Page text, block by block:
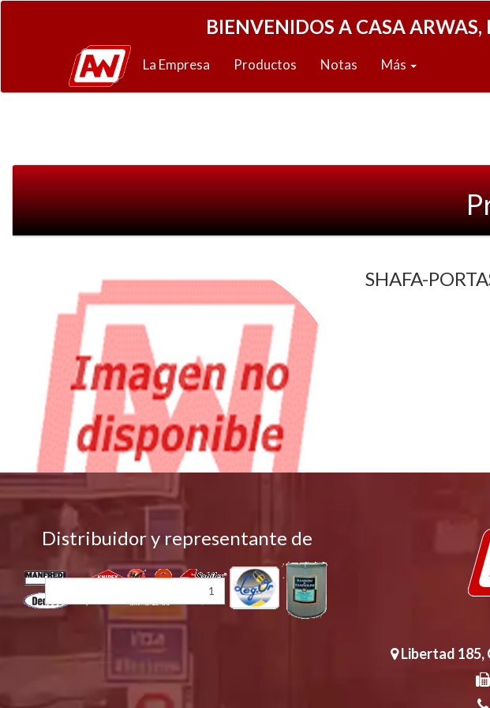
BIENVENIDOS A CASA
La Empresa Productos Notas Más
SHAFA-
SHAFA-PORTASIERRA-75mm-ECONOMICO - COD(4654-6420)
* Precios y disponibilidad sujetos a cambios sin previo aviso.
Distribuidor y representante de
Libertad 185,